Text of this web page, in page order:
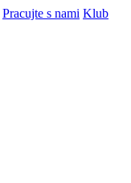
Pracujte s nami Klub